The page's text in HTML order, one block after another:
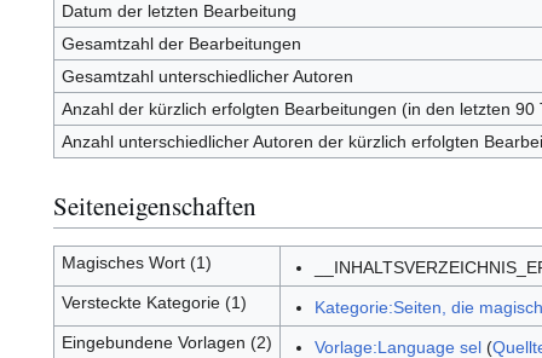
Datum der letzten Bearbeitung
Gesamtzahl der Bearbeitungen
Gesamtzahl unterschiedlicher Autoren
Anzahl der kürzlich erfolgten Bearbeitungen (in den letzten 90
Anzahl unterschiedlicher Autoren der kürzlich erfolgten
Seiteneigenschaften
Magisches Wort (1)
Versteckte Kategorie (1)
Kategorie:Seiten, die
Eingebundene Vorlagen (2)
Vorlage:Language sel(